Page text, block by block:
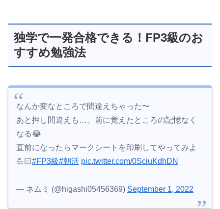
独学で一発合格できる！FP3級のお
すすめ勉強法
なんか変なところで間違えちゃった〜
あと押し間違えも…。前に覚えたところの記憶なく
なる😂
直前になったらマークシートを印刷してやってみよ
💪🏻#FP3級#朝活 pic.twitter.com/0SciuKdhDN
— ネムミ (@higashi05456369) September 1, 2022